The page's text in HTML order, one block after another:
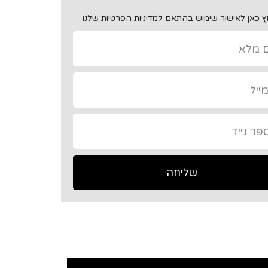
כאן לאישור שימוש בהתאם למדיניות הפרטיות שלנו
שליחה